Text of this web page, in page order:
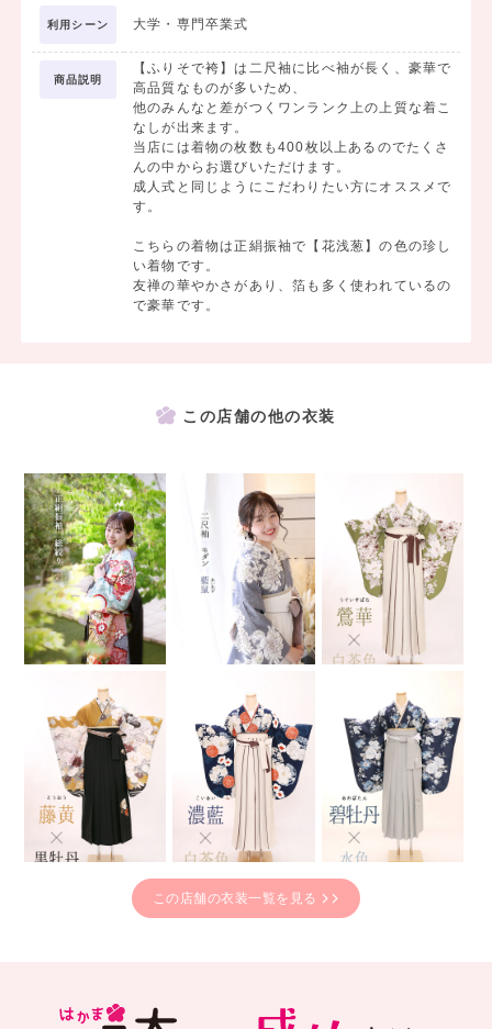
利用シーン 大学・専門卒業式
商品説明
【ふりそで袴】は二尺袖に比べ袖が長く、豪華で
高品質なものが多いため、
他のみんなと差がつくワンランク上の上質な着こ
なしが出来ます。
当店には着物の枚数も400枚以上あるのでたくさ
んの中からお選びいただけます。
成人式と同じようにこだわりたい方にオススメで
す。
こちらの着物は正絹振袖で【花浅葱】の色の珍し
い着物です。
友禅の華やかさがあり、箔も多く使われているの
で豪華です。
この店舗の他の衣装
この店舗の衣装一覧を見る